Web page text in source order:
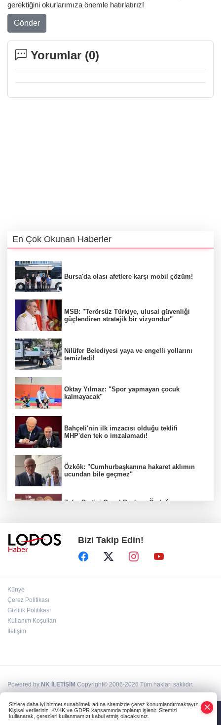
gerektiğini okurlarımıza önemle hatırlatırız!
Gönder
Yorumlar (0)
En Çok Okunan Haberler
Bursa'da olası afetlere karşı mobil çözüm!
MSB: "Terörsüz Türkiye, ulusal güvenliği
güçlendiren stratejik bir vizyondur"
Nilüfer Belediyesi yaya ve engelli yollarını
temizledi!
Oktay Yılmaz: "Spor yapmayan çocuk
kalmayacak"
Bahçeli'nin ilk imzacısı olduğu teklifi
MHP'den tek o imzalamadı!
Özkök: "Cumhurbaşkanına hakaret aklımın
ucundan bile geçmez"
Zafer Partisi Genel Başkanı Özdağ:
Müsavat Dervişoğlu Balıkesir'e "Bayrak
Kaldırıyorum" Mitingi çağrısında bulundu!
Bizi Takip Edin!
Künye
Çerez Politikası
Gizlilik Politikası
Kullanım Koşulları
İletişim
Powered by NK İLETİŞİM Copyright© 2006-2026 Tüm hakları saklıdır.
Sizlere daha iyi hizmet sunabilmek adına sitemizde çerez konumlandırmaktayız.
Kişisel verileriniz, KVKK ve GDPR kapsamında toplanıp işlenir. Sitemizi
kullanarak, çerezleri kullanmamızı kabul etmiş olacaksınız.